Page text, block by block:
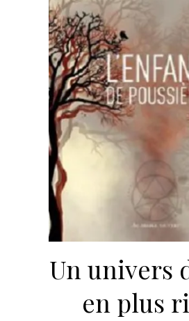
Un univers
en plus